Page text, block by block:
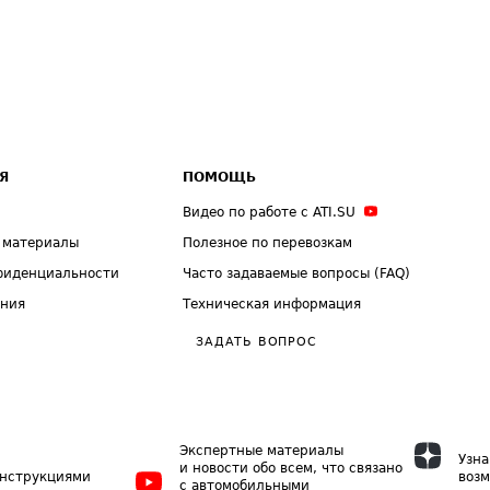
ПОМОЩЬ
Видео по работе с ATI.SU
Полезное по перевозкам
Часто задаваемые вопросы (FAQ)
Техническая информация
ЗАДАТЬ ВОПРОС
Экспертные материалы
и новости обо всем, что связано
с автомобильными